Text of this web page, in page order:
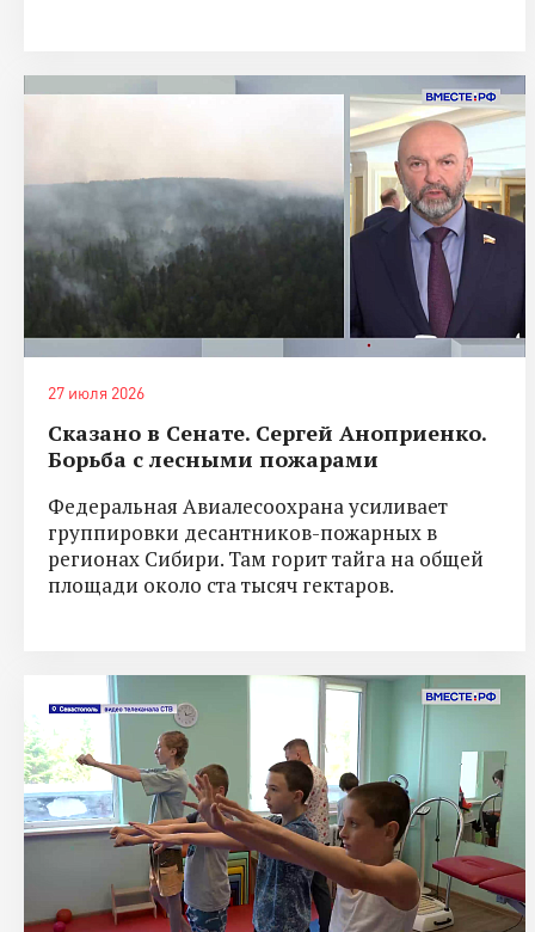
27 июля 2026
Сказано в Сенате. Сергей Аноприенко.
Борьба с лесными пожарами
Федеральная Авиалесоохрана усиливает
группировки десантников-пожарных в
регионах Сибири. Там горит тайга на общей
площади около ста тысяч гектаров.